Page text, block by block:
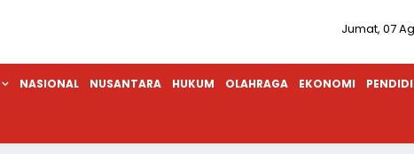
Jumat, 07
NASIONAL NUSANTARA HUKUM OLAHRAGA EKONOMI